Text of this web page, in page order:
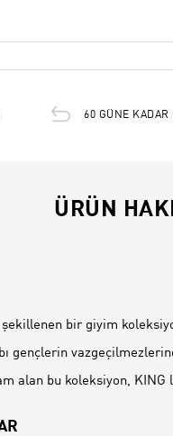
60 GÜNE KADAR
ÜRÜN
bir giyim
gençlerin
alan bu koleksiyon, KING